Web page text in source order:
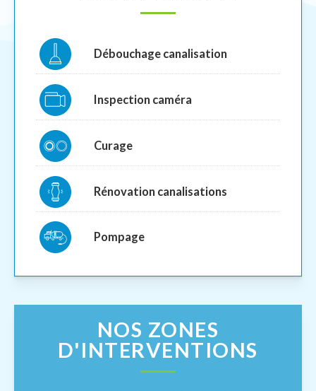
Débouchage canalisation
Inspection caméra
Curage
Rénovation canalisations
Pompage
NOS ZONES
D'INTERVENTIONS